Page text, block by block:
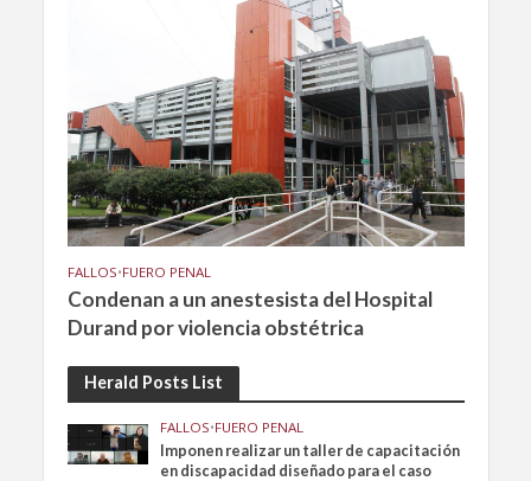
FALLOS•FUERO PENAL
Condenan a un anestesista del Hospital
Durand por violencia obstétrica
Herald Posts List
FALLOS•FUERO PENAL
Imponen realizar un taller de capacitación
en discapacidad diseñado para el caso